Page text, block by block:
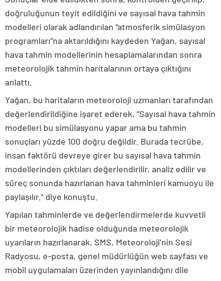
doğruluğunun teyit edildiğini ve sayısal hava tahmin
modelleri olarak adlandırılan “atmosferik simülasyon
programları”na aktarıldığını kaydeden Yağan, sayısal
hava tahmin modellerinin hesaplamalarından sonra
meteorolojik tahmin haritalarının ortaya çıktığını
anlattı.
Yağan, bu haritaların meteoroloji uzmanları tarafından
değerlendirildiğine işaret ederek, “Sayısal hava tahmin
modelleri bu simülasyonu yapar ama bu tahmin
sonuçları yüzde 100 doğru değildir. Burada tecrübe,
insan faktörü devreye girer bu sayısal hava tahmin
modellerinden çıktıları değerlendirilir, analiz edilir ve
süreç sonunda hazırlanan hava tahminleri kamuoyu ile
paylaşılır.” diye konuştu.
Yapılan tahminlerde ve değerlendirmelerde kuvvetli
bir meteorolojik hadise olduğunda meteorolojik
uyarıların hazırlanarak, SMS, Meteoroloji’nin Sesi
Radyosu, e-posta, genel müdürlüğün web sayfası ve
mobil uygulamaları üzerinden yayınlandığını dile